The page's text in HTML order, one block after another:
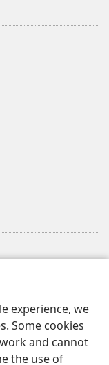
experience, we
Some cookies
and cannot
the use of
Leqa